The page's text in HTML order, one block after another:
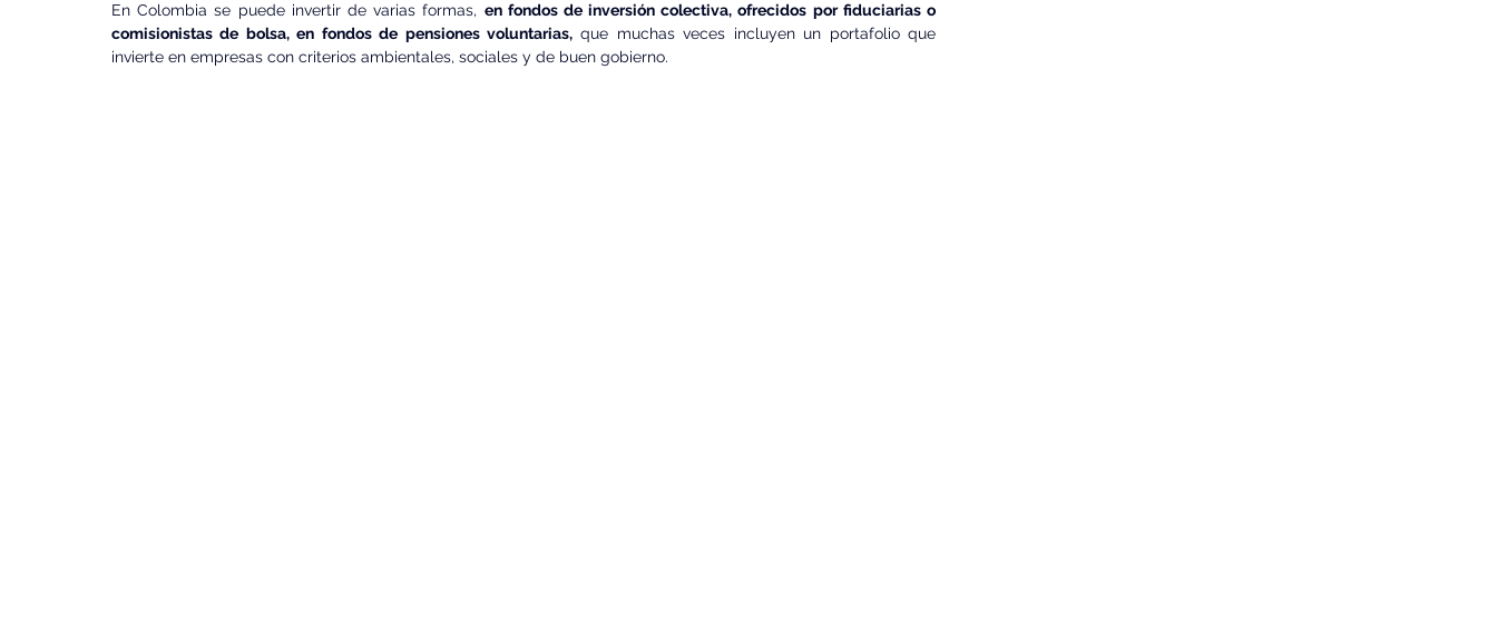
En Colombia se puede invertir de varias formas, en fondos de inversión colectiva, ofrecidos por fiduciarias o
comisionistas de bolsa, en fondos de pensiones voluntarias, que muchas veces incluyen un portafolio que
invierte en empresas con criterios ambientales, sociales y de buen gobierno.